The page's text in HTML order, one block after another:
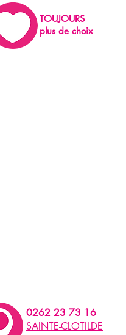
TOUJOURS
plus de choix
0262 23 73 16
SAINTE-CLOTILDE